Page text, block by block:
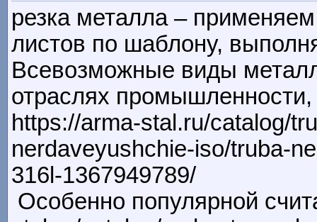
резка металла –
листов по шаблону,
Всевозможные виды
отраслях промышленности,
https://arma-stal.ru/catalog/
nerdaveyushchie-iso/truba-
316l-1367949789/
Особенно популярной